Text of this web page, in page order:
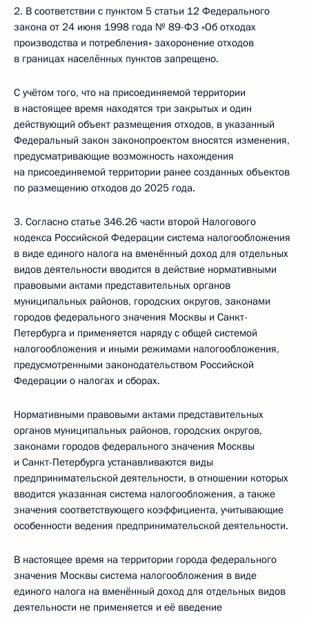
2. В соответствии с пунктом 5 статьи 12 Федерального
закона от 24 июня 1998 года № 89-ФЗ «Об отходах
производства и потребления» захоронение отходов
в границах населённых пунктов запрещено.
С учётом того, что на присоединяемой территории
в настоящее время находятся три закрытых и один
действующий объект размещения отходов, в указанный
Федеральный закон законопроектом вносятся изменения,
предусматривающие возможность нахождения
на присоединяемой территории ранее созданных объектов
по размещению отходов до 2025 года.
3. Согласно статье 346.26 части второй Налогового
кодекса Российской Федерации система налогообложения
в виде единого налога на вменённый доход для отдельных
видов деятельности вводится в действие нормативными
правовыми актами представительных органов
муниципальных районов, городских округов, законами
городов федерального значения Москвы и Санкт-
Петербурга и применяется наряду с общей системой
налогообложения и иными режимами налогообложения,
предусмотренными законодательством Российской
Федерации о налогах и сборах.
Нормативными правовыми актами представительных
органов муниципальных районов, городских округов,
законами городов федерального значения Москвы
и Санкт-Петербурга устанавливаются виды
предпринимательской деятельности, в отношении которых
вводится указанная система налогообложения, а также
значения соответствующего коэффициента, учитывающие
особенности ведения предпринимательской деятельности.
В настоящее время на территории города федерального
значения Москвы система налогообложения в виде
единого налога на вменённый доход для отдельных видов
деятельности не применяется и её введение